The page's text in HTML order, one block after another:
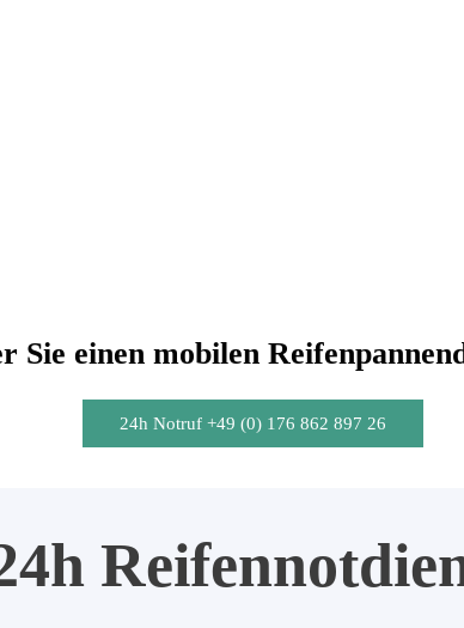
Sie einen mobilen
24h Notruf +49 (0) 176 862 897 26